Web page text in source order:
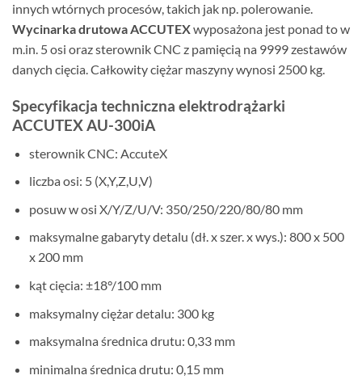
innych wtórnych procesów, takich jak np. polerowanie.
Wycinarka drutowa ACCUTEXwyposażona jest ponad to w
m.in. 5 osi oraz sterownik CNC z pamięcią na 9999 zestawów
danych cięcia. Całkowity ciężar maszyny wynosi 2500 kg.
Specyfikacja techniczna elektrodrążarki
ACCUTEX AU-300iA
sterownik CNC: AccuteX
liczba osi: 5 (X,Y,Z,U,V)
posuw w osi X/Y/Z/U/V: 350/250/220/80/80 mm
maksymalne gabaryty detalu (dł. x szer. x wys.): 800 x 500
x 200 mm
kąt cięcia: ±18°/100 mm
maksymalny ciężar detalu: 300 kg
maksymalna średnica drutu: 0,33 mm
minimalna średnica drutu: 0,15 mm